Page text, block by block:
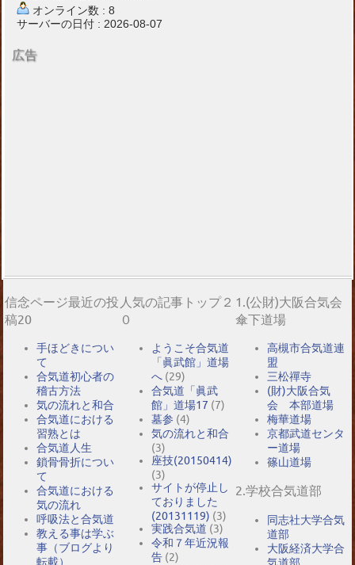
オンライン数 : 8
サーバーの日付 : 2026-08-07
広告
信念ページ最近の投
稿20
手ほどきについ
て
合気道初心者の
稽古方法
気の流れと和合
合気道における
習熟とは
合気道人生
鎖骨骨折につい
て
合気道における
気の流れ
呼吸法と合気道
教える事は学ぶ
事（ブログより
転載）
人気の記事トップ２
０
ようこそ合気道
「眞武館」道場
へ (29)
合気道「眞武
館」道場17 (7)
墓参 (4)
気の流れと和合
(3)
座技(20150414)
(3)
サイトが停止し
ておりました
(20131119) (3)
実践合気道 (3)
令和７年近況報
告 (2)
1.(公財)大阪合気会
傘下道場
高槻市合気道連
盟
三松禪寺
(財)大阪合気
会 本部道場
梅華道場
京都武道センタ
ー道場
篠山道場
2.学校合気道部
同志社大学合気
道部
大阪経済大学合
気道部